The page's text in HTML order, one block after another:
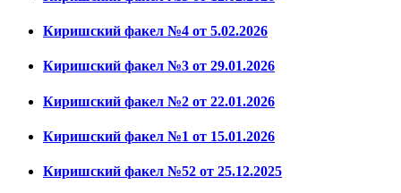
Киришский факел №4 от 5.02.2026
Киришский факел №3 от 29.01.2026
Киришский факел №2 от 22.01.2026
Киришский факел №1 от 15.01.2026
Киришский факел №52 от 25.12.2025